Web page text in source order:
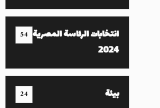
انتخابات الرئاسة المصرية
2024
54
بيئة 24